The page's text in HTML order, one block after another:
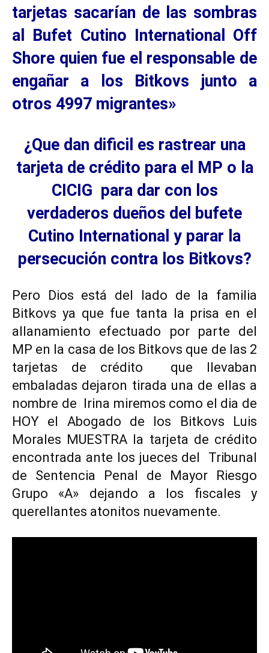
tarjetas sacarían de las sombras
al Bufet Cutino International Off
Shore quien fue el responsable de
engañar a los Bitkovs junto a
otros 4997 migrantes»
¿Que dan dificil es rastrear una
tarjeta de crédito para el MP o la
CICIG para dar con los
verdaderos dueños del bufete
Cutino International y parar la
persecución contra los Bitkovs?
Pero Dios está del lado de la familia
Bitkovs ya que fue tanta la prisa en el
allanamiento efectuado por parte del
MP en la casa de los Bitkovs que de las 2
tarjetas de crédito que llevaban
embaladas dejaron tirada una de ellas a
nombre de Irina miremos como el dia de
HOY el Abogado de los Bitkovs Luis
Morales MUESTRA la tarjeta de crédito
encontrada ante los jueces del Tribunal
de Sentencia Penal de Mayor Riesgo
Grupo «A» dejando a los fiscales y
querellantes atonitos nuevamente.